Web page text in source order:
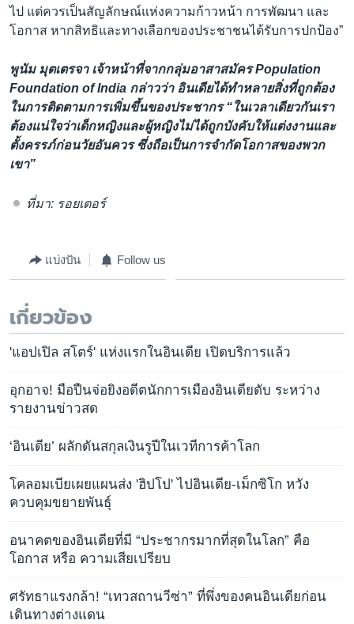
ไป แต่ควรเป็นสัญลักษณ์แห่งความก้าวหน้า การพัฒนา และ
โอกาส หากสิทธิและทางเลือกของประชาชนได้รับการปกป้อง”
พูนัม มุตเตรจา เจ้าหน้าที่จากกลุ่มอาสาสมัคร Population
Foundation of India กล่าวว่า อินเดียได้ทำหลายสิ่งที่ถูกต้อง
ในการติดตามการเพิ่มขึ้นของประชากร “ในเวลาเดียวกันเรา
ต้องแน่ใจว่าเด็กหญิงและผู้หญิงไม่ได้ถูกบังคับให้แต่งงานและ
ตั้งครรภ์ก่อนวัยอันควร ซึ่งถือเป็นการจำกัดโอกาสของพวก
เขา”
ที่มา: รอยเตอร์
แบ่งปัน Follow us
เกี่ยวข้อง
'แอปเปิล สโตร์' แห่งแรกในอินเดีย เปิดบริการแล้ว
อุกอาจ! มือปืนจ่อยิงอดีตนักการเมืองอินเดียดับ ระหว่าง
รายงานข่าวสด
‘อินเดีย’ ผลักดันสกุลเงินรูปีในเวทีการค้าโลก
โคลอมเบียเผยแผนส่ง 'ฮิปโป' ไปอินเดีย-เม็กซิโก หวัง
ควบคุมขยายพันธุ์
อนาคตของอินเดียที่มี “ประชากรมากที่สุดในโลก” คือ
โอกาส หรือ ความเสียเปรียบ
ศรัทธาแรงกล้า! “เทวสถานวีซ่า” ที่พึ่งของคนอินเดียก่อน
เดินทางต่างแดน